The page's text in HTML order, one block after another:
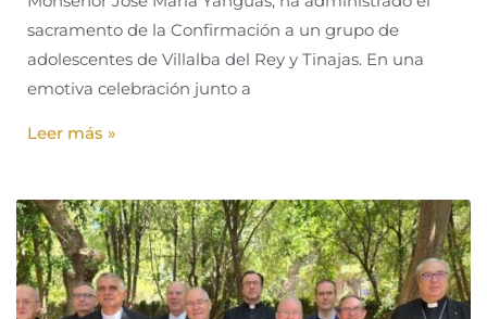
sacramento de la Confirmación a un grupo de
adolescentes de Villalba del Rey y Tinajas. En una
emotiva celebración junto a
Leer más »